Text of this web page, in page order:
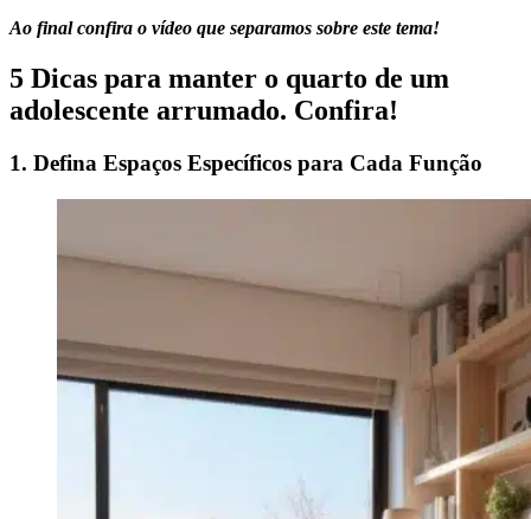
Ao final confira o vídeo que separamos sobre este tema!
5 Dicas para manter o quarto de um
adolescente arrumado. Confira!
1. Defina Espaços Específicos para Cada Função